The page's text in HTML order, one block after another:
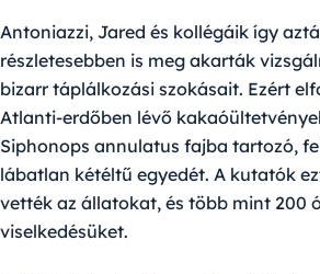
Antoniazzi, Jared és kollégáik így
részletesebben is meg akarták
bizarr táplálkozási szokásait. Ezért
Atlanti-erdőben lévő
Siphonops annulatus fajba tartozó,
lábatlan kétéltű egyedét. A kutatók
vették az állatokat, és több mint 200
viselkedésüket.